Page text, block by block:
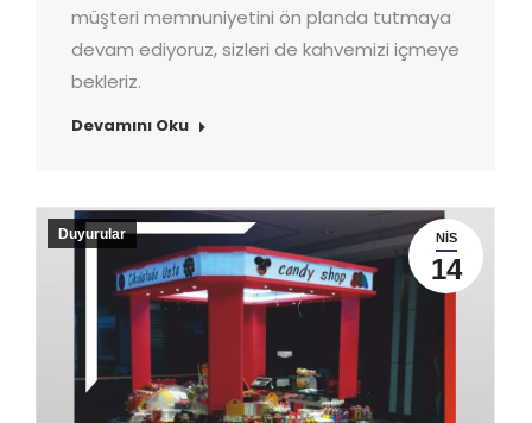
müşteri memnuniyetini ön planda tutmaya
devam ediyoruz, sizleri de kahvemizi içmeye
bekleriz.
Devamını Oku
NIS
14
Duyurular